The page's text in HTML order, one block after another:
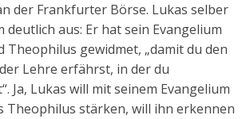
der Frankfurter Börse. Lukas selber
deutlich aus: Er hat sein Evangelium
Theophilus gewidmet, „damit du den
Lehre erfährst, in der du
Ja, Lukas will mit seinem Evangelium
Theophilus stärken, will ihn erkennen